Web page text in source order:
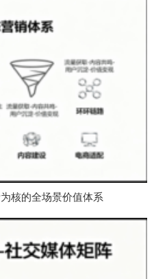
核的全场景价值体系